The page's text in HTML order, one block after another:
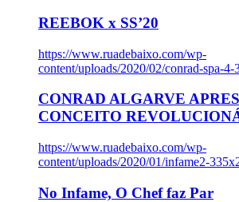
REEBOK x SS’20
https://www.ruadebaixo.com/wp-
content/uploads/2020/02/conrad-spa-
CONRAD ALGARVE
CONCEITO
https://www.ruadebaixo.com/wp-
content/uploads/2020/01/infame2-
No Infame, O Chef faz Par